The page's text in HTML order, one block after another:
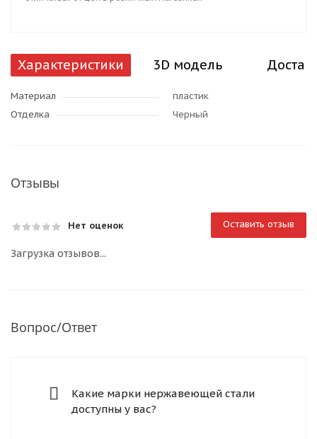
Характеристики 3D модель
Материал
пластик
Отделка
Черный
Отзывы
Нет оценок Оставить отзыв
Загрузка отзывов...
Вопрос/Ответ
Какие марки нержавеющей стали
доступны у вас?